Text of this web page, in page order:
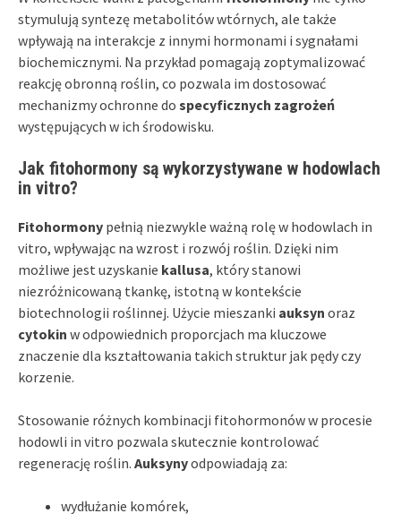
stymulują syntezę metabolitów wtórnych, ale także
wpływają na interakcje z innymi hormonami i sygnałami
biochemicznymi. Na przykład pomagają zoptymalizować
reakcję obronną roślin, co pozwala im dostosować
mechanizmy ochronne do specyficznych zagrożeń
występujących w ich środowisku.
Jak fitohormony są wykorzystywane w hodowlach
in vitro?
Fitohormony pełnią niezwykle ważną rolę w hodowlach in
vitro, wpływając na wzrost i rozwój roślin. Dzięki nim
możliwe jest uzyskanie kallusa, który stanowi
niezróżnicowaną tkankę, istotną w kontekście
biotechnologii roślinnej. Użycie mieszanki auksyn oraz
cytokin w odpowiednich proporcjach ma kluczowe
znaczenie dla kształtowania takich struktur jak pędy czy
korzenie.
Stosowanie różnych kombinacji fitohormonów w procesie
hodowli in vitro pozwala skutecznie kontrolować
regenerację roślin. Auksynyodpowiadają za:
wydłużanie komórek,